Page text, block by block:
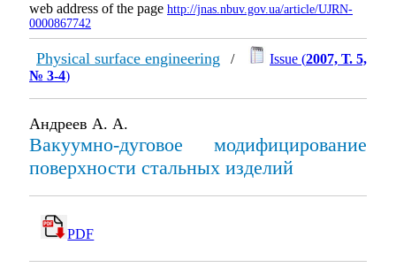
web address of the page http://jnas.nbuv.gov.ua/article/UJRN-
0000867742
Physical surface engineering / Issue (2007, Т. 5,
№ 3-4)
Андреев А. А.
Вакуумно-дуговое модифицирование
поверхности стальных изделий
PDF